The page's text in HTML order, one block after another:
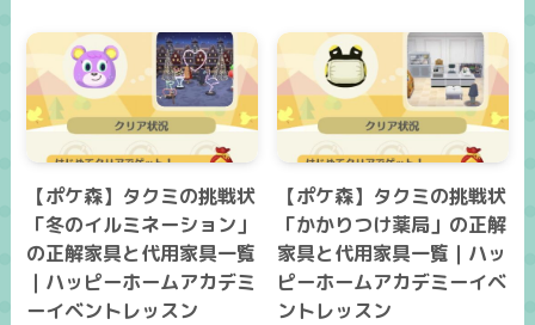
【ポケ森】タクミの挑戦状
「冬のイルミネーション」
の正解家具と代用家具一覧
｜ハッピーホームアカデミ
ーイベントレッスン
【ポケ森】タクミの挑戦状
「かかりつけ薬局」の正解
家具と代用家具一覧｜ハッ
ピーホームアカデミーイベ
ントレッスン